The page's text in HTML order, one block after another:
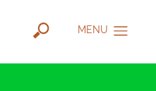
MENU